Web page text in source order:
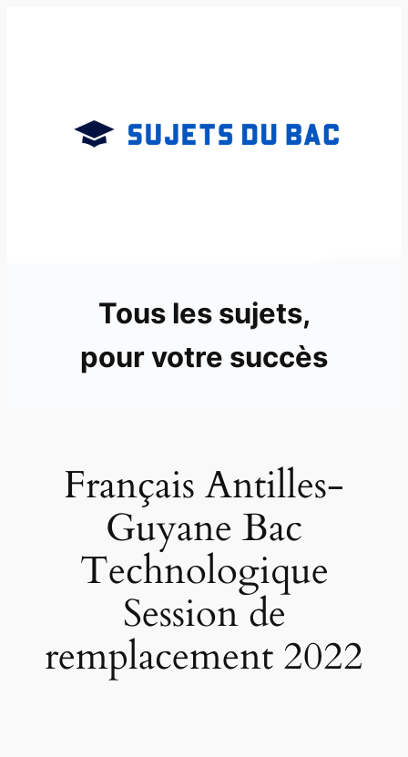
Tous les sujets,
pour votre succès
Français Antilles-
Guyane Bac
Technologique
Session de
remplacement 2022